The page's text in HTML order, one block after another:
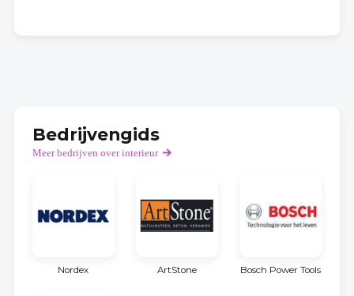
Bedrijvengids
Meer bedrijven over interieur
Nordex ArtStone Bosch Power Tools